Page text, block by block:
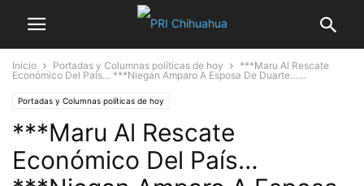
Inicio Portadas y Columnas políticas de hoy
***Maru Al Rescate
Económico Del País… ***Niegan Amparo A Esposa De Duarte…...
Portadas y Columnas políticas de hoy
***Maru Al Rescate
Económico Del País…